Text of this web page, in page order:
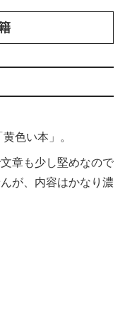
色い本」。
章も少し堅めなので
が、内容はかなり濃